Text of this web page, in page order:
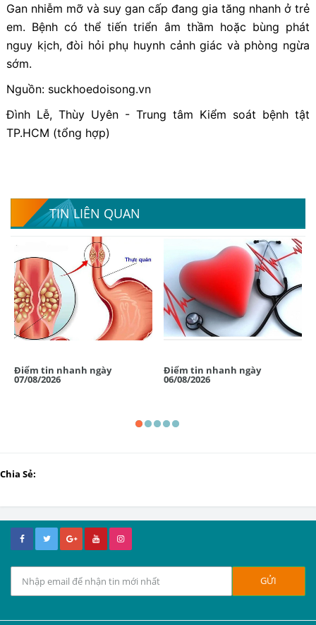
Gan nhiễm mỡ và suy gan cấp đang gia tăng nhanh ở trẻ
em. Bệnh có thể tiến triển âm thầm hoặc bùng phát
nguy kịch, đòi hỏi phụ huynh cảnh giác và phòng ngừa
sớm.
Nguồn: suckhoedoisong.vn
Đình Lễ, Thùy Uyên - Trung tâm Kiểm soát bệnh tật
TP.HCM (tổng hợp)
TIN LIÊN QUAN
Điểm tin nhanh ngày
07/08/2026
Điểm tin nhanh ngày
06/08/2026
Chia Sẻ: